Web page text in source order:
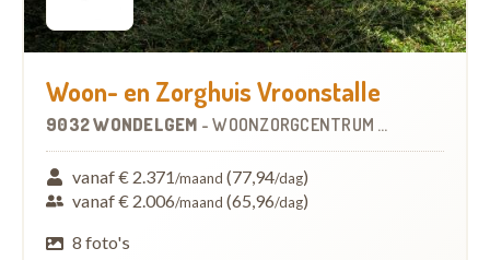
Woon- en Zorghuis Vroonstalle
9032 WONDELGEM -WOONZORGCENTRUM (WZC)
vanaf € 2.371/maand (77,94/dag)
vanaf € 2.006/maand (65,96/dag)
8 foto's